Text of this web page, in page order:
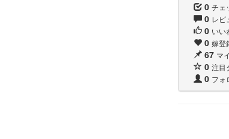
0 チェ
0 レビ
0 いい
0 嫁登
67 マ
0 注目
0 フォ